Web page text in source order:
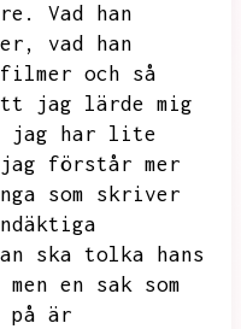
Vad han
vad han
och så
jag lärde mig
jag har lite
förstår mer
som skriver
ska tolka hans
en sak som
på är